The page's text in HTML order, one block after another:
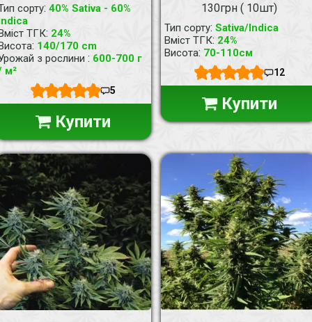
сорту: 40% Sativa - 60%
ТГК: 24%
: 140/170 cm
з рослини : 600-700 г
м²
5
Купити
130грн ( 10шт)
Тип сорту: Sativa/Indica
Вміст ТГК: 24%
Висота: 70-110см
12
Купити